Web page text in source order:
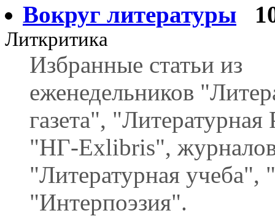
Вокруг литературы
Литкритика
Избранные статьи из
еженедельников
газета", "Литературная
"НГ-Exlibris",
"Литературная
"Интерпоэзия".